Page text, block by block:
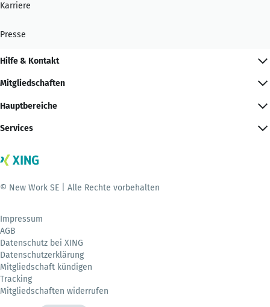
Karriere
Presse
Hilfe & Kontakt
Mitgliedschaften
Hauptbereiche
Services
© New Work SE | Alle Rechte vorbehalten
Impressum
AGB
Datenschutz bei XING
Datenschutzerklärung
Mitgliedschaft kündigen
Tracking
Mitgliedschaften widerrufen